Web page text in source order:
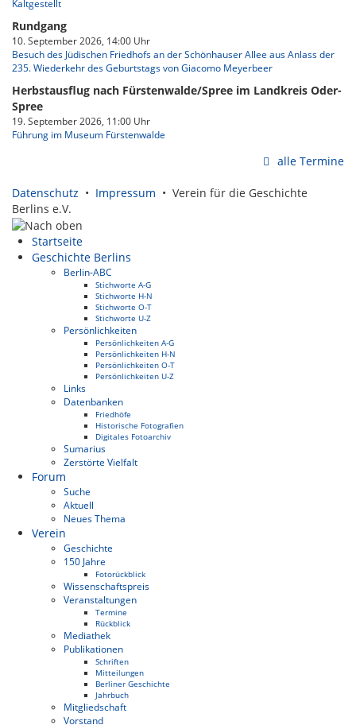
Kaltgestellt
Rundgang
10. September 2026, 14:00 Uhr
Besuch des Jüdischen Friedhofs an der Schönhauser Allee aus Anlass der
235. Wiederkehr des Geburtstags von Giacomo Meyerbeer
Herbstausflug nach Fürstenwalde/Spree im Landkreis Oder-
Spree
19. September 2026, 11:00 Uhr
Führung im Museum Fürstenwalde
alle Termine
Datenschutz • Impressum • Verein für die Geschichte
Berlins e.V.
Startseite
Geschichte Berlins
Berlin-ABC
Stichworte A-G
Stichworte H-N
Stichworte O-T
Stichworte U-Z
Persönlichkeiten
Persönlichkeiten A-G
Persönlichkeiten H-N
Persönlichkeiten O-T
Persönlichkeiten U-Z
Links
Datenbanken
Friedhöfe
Historische Fotografien
Digitales Fotoarchiv
Sumarius
Zerstörte Vielfalt
Forum
Suche
Aktuell
Neues Thema
Verein
Geschichte
150 Jahre
Fotorückblick
Wissenschaftspreis
Veranstaltungen
Termine
Rückblick
Mediathek
Publikationen
Schriften
Mitteilungen
Berliner Geschichte
Jahrbuch
Mitgliedschaft
Vorstand